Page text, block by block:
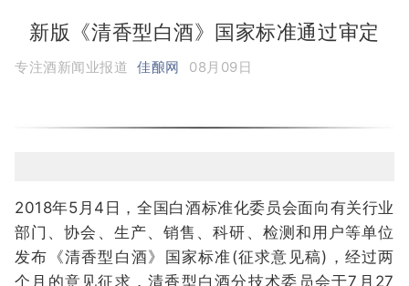
新版《清香型白酒》国家标准通过审定
专注酒新闻业报道 佳酿网 08月09日
2018年5月4日，全国白酒标准化委员会面向有关行业
部门、协会、生产、销售、科研、检测和用户等单位
发布《清香型白酒》国家标准(征求意见稿)，经过两
个月的意见征求，清香型白酒分技术委员会于7月27